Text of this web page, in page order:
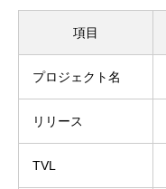
項目
プロジェクト名
リリース
TVL